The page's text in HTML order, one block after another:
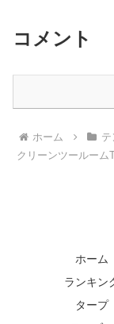
コメント
ホーム テ
クリーンツールーム
ホーム
ランキン
タープ